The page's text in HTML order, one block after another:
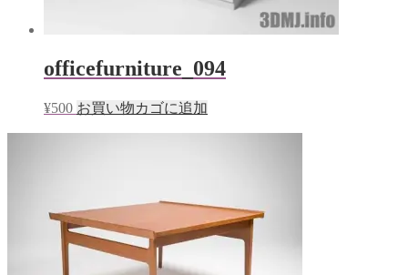
officefurniture_094
¥500 お買い物カゴに追加